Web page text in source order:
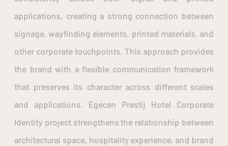
applications, creating a strong connection between
signage, wayfinding elements, printed materials, and
other corporate touchpoints. This approach provides
the brand with a flexible communication framework
that preserves its character across different scales
and applications. Egecan Prestij Hotel Corporate
Identity project strengthens the relationship between
architectural space, hospitality experience, and brand